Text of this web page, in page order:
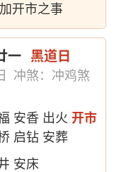
开市之事
一 黑道日
冲煞：冲鸡煞
安香 出火开市
启钻 安葬
安床